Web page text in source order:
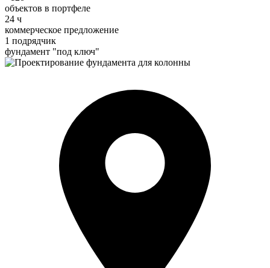
объектов в портфеле
24 ч
коммерческое предложение
1 подрядчик
фундамент "под ключ"